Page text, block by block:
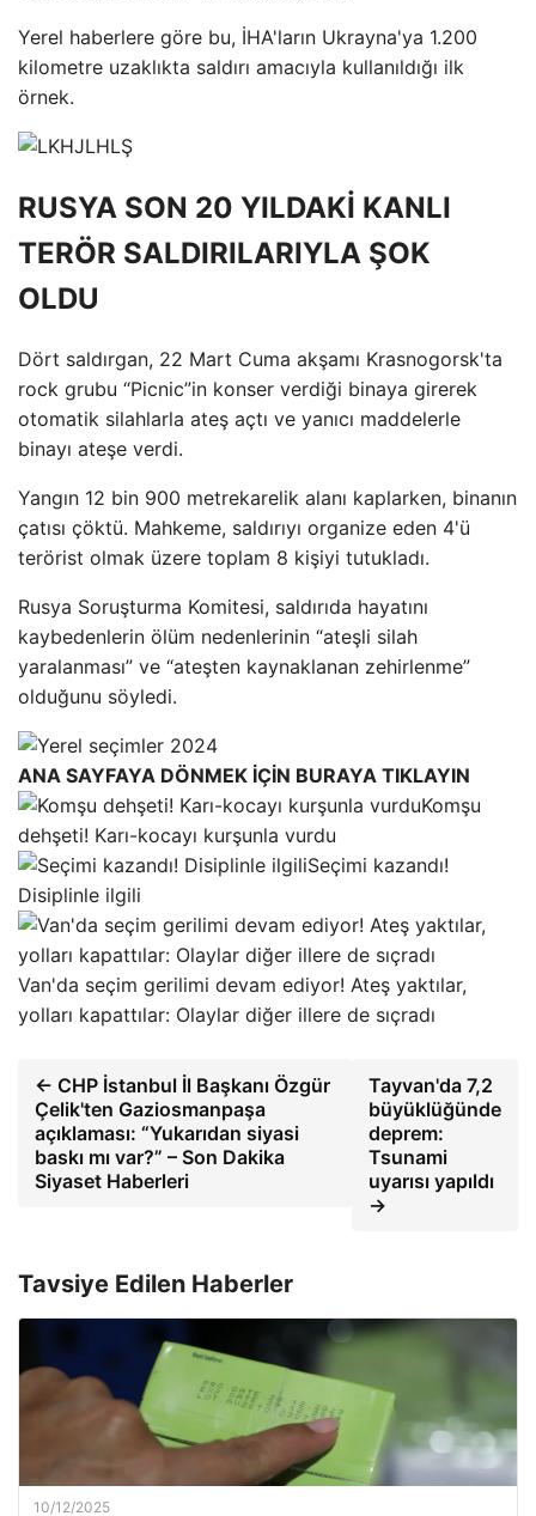
Yerel haberlere göre bu, İHA'ların Ukrayna'ya 1.200
kilometre uzaklıkta saldırı amacıyla kullanıldığı ilk
örnek.
RUSYA SON 20 YILDAKİ KANLI
TERÖR SALDIRILARIYLA ŞOK
OLDU
Dört saldırgan, 22 Mart Cuma akşamı Krasnogorsk'ta
rock grubu “Picnic”in konser verdiği binaya girerek
otomatik silahlarla ateş açtı ve yanıcı maddelerle
binayı ateşe verdi.
Yangın 12 bin 900 metrekarelik alanı kaplarken, binanın
çatısı çöktü. Mahkeme, saldırıyı organize eden 4'ü
terörist olmak üzere toplam 8 kişiyi tutukladı.
Rusya Soruşturma Komitesi, saldırıda hayatını
kaybedenlerin ölüm nedenlerinin “ateşli silah
yaralanması” ve “ateşten kaynaklanan zehirlenme”
olduğunu söyledi.
ANA SAYFAYA DÖNMEK İÇİN BURAYA TIKLAYIN
Komşu
dehşeti! Karı-kocayı kurşunla vurdu
Seçimi kazandı!
Disiplinle ilgili
Van'da seçim gerilimi devam ediyor! Ateş yaktılar,
yolları kapattılar: Olaylar diğer illere de sıçradı
← CHP İstanbul İl Başkanı Özgür
Çelik'ten Gaziosmanpaşa
açıklaması: “Yukarıdan siyasi
baskı mı var?” – Son Dakika
Siyaset Haberleri
Tayvan'da 7,2
büyüklüğünde
deprem:
Tsunami
uyarısı yapıldı
→
Tavsiye Edilen Haberler
10/12/2025